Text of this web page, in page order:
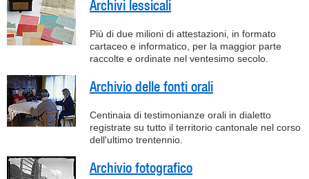
Archivi lessicali
Più di due milioni di attestazioni, in formato
cartaceo e informatico, per la maggior parte
raccolte e ordinate nel ventesimo secolo.
Archivio delle fonti orali
Centinaia di testimonianze orali in dialetto
registrate su tutto il territorio cantonale nel corso
dell'ultimo trentennio.
Archivio fotografico